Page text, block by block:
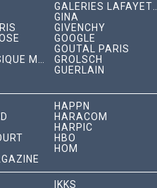
GINA
GIVENCHY
GOOGLE
GOUTAL PARIS
GROLSCH
GUERLAIN
HAPPN
HARACOM
HARPIC
HBO
HOM
IKKS